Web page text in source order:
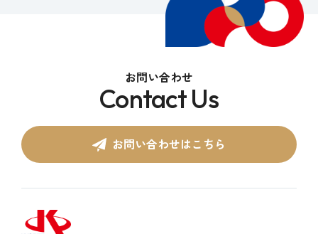
お問い合わせ
Contact Us
お問い合わせはこちら